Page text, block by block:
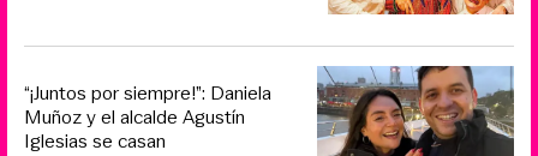
“¡Juntos por siempre!”: Daniela
Muñoz y el alcalde Agustín
Iglesias se casan